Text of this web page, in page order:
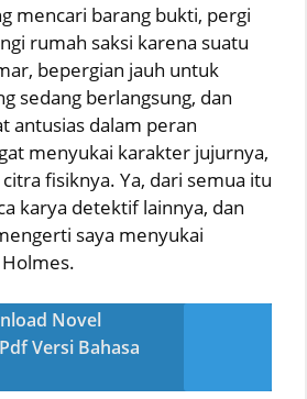
mencari barang bukti, pergi
rumah saksi karena suatu
bepergian jauh untuk
sedang berlangsung, dan
antusias dalam peran
menyukai karakter jujurnya,
fisiknya. Ya, dari semua itu
karya detektif lainnya, dan
saya menyukai
Novel
Versi Bahasa